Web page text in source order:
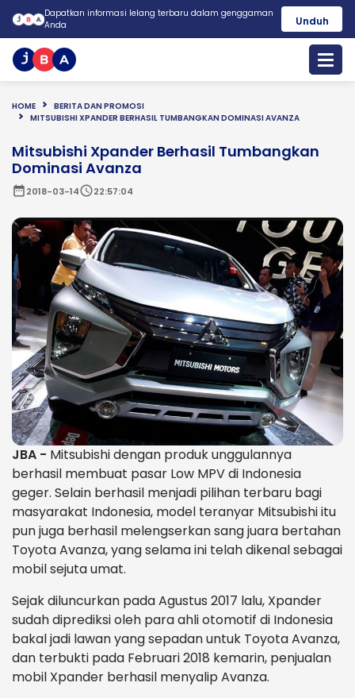
Dapatkan informasi lelang terbaru dalam genggaman
Anda
Unduh
HOME
BERITA DAN PROMOSI
MITSUBISHI XPANDER BERHASIL TUMBANGKAN DOMINASI AVANZA
Mitsubishi Xpander Berhasil Tumbangkan
Dominasi Avanza
date_range2018-03-14schedule22:57:04
JBA - Mitsubishi dengan produk unggulannya
berhasil membuat pasar Low MPV di Indonesia
geger. Selain berhasil menjadi pilihan terbaru bagi
masyarakat Indonesia, model teranyar Mitsubishi itu
pun juga berhasil melengserkan sang juara bertahan
Toyota Avanza, yang selama ini telah dikenal sebagai
mobil sejuta umat.
Sejak diluncurkan pada Agustus 2017 lalu, Xpander
sudah diprediksi oleh para ahli otomotif di Indonesia
bakal jadi lawan yang sepadan untuk Toyota Avanza,
dan terbukti pada Februari 2018 kemarin, penjualan
mobil Xpander berhasil menyalip Avanza.